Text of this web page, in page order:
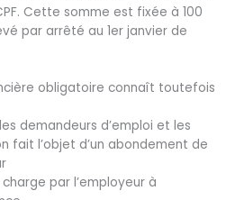
Cette somme est fixée à 100
par arrêté au 1er janvier de
obligatoire connaît toutefois
demandeurs d’emploi et les
fait l’objet d’un abondement de
par l’employeur à